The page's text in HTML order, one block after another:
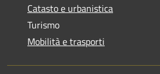
Catasto e urbanistica
Turismo
Mobilità e trasporti